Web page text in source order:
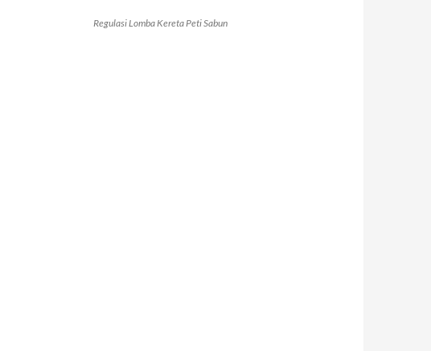
Regulasi Lomba Kereta Peti Sabun